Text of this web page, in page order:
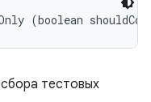
(boolean
тестовых